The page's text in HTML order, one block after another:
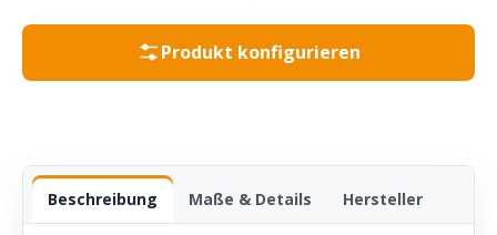
Produkt konfigurieren
Beschreibung Maße & Details Hersteller